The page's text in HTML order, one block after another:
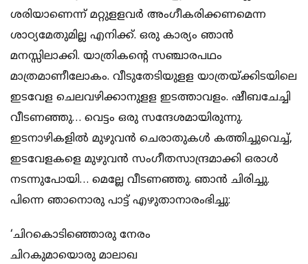
ശരിയാണെന്ന് മറ്റുളളവര്‍ അംഗീകരിക്കണമെന്ന
ശാഠ്യമേതുമില്ല എനിക്ക്. ഒരു കാര്യം ഞാന്‍
മനസ്സിലാക്കി. യാത്രികന്റെ സഞ്ചാരപഥം
മാത്രമാണീലോകം. വീടുതേടിയുളള യാത്രയ്ക്കിടയിലെ
ഇടവേള ചെലവഴിക്കാനുളള ഇടത്താവളം. ഷീബചേച്ചി
വീടണഞ്ഞു… വെട്ടം ഒരു സന്ദേശമായിരുന്നു.
ഇടനാഴികളില്‍ മുഴുവന്‍ ചെരാതുകള്‍ കത്തിച്ചുവെച്ച്,
ഇടവേളകളെ മുഴുവന്‍ സംഗീതസാന്ദ്രമാക്കി ഒരാള്‍
നടന്നുപോയി… മെല്ലേ വീടണഞ്ഞു. ഞാന്‍ ചിരിച്ചു.
പിന്നെ ഞാനൊരു പാട്ട് എഴുതാനാരംഭിച്ചു:
‘ചിറകൊടിഞ്ഞൊരു നേരം
ചിറകുമായൊരു മാലാഖ